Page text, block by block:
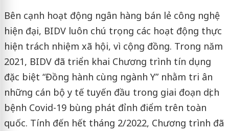
Bên cạnh hoạt động ngân hàng bán lẻ công nghệ
hiện đại, BIDV luôn chú trọng các hoạt động thực
hiện trách nhiệm xã hội, vì cộng đồng. Trong năm
2021, BIDV đã triển khai Chương trình tín dụng
đặc biệt “Đồng hành cùng ngành Y” nhằm tri ân
những cán bộ y tế tuyến đầu trong giai đoạn dịch
bệnh Covid-19 bùng phát đỉnh điểm trên toàn
quốc. Tính đến hết tháng 2/2022, Chương trình đã